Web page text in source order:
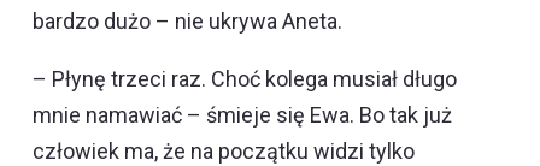
bardzo dużo – nie ukrywa Aneta.
– Płynę trzeci raz. Choć kolega musiał długo
mnie namawiać – śmieje się Ewa. Bo tak już
człowiek ma, że na początku widzi tylko